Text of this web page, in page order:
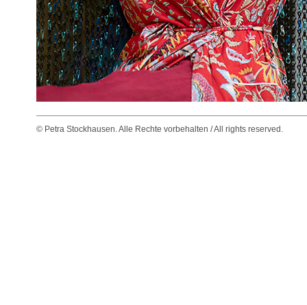
© Petra Stockhausen. Alle Rechte vorbehalten / All rights reserved.